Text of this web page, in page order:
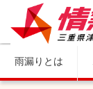
雨漏りとは